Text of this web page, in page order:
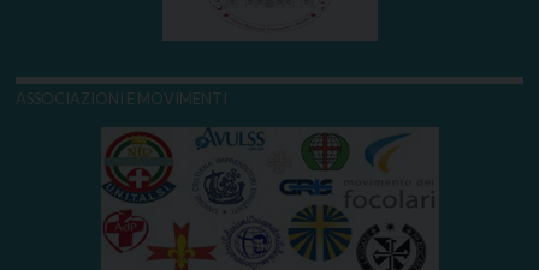
ASSOCIAZIONI E MOVIMENTI